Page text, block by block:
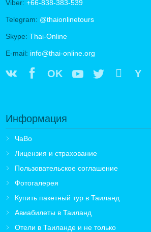
Viber: +66-838-383-539
Telegram: @thaionlinetours
Skype: Thai-Online
E-mail: info@thai-online.org
OK Y
Информация
ЧаВо
Лицензия и страхование
Пользовательское соглашение
Фотогалерея
Купить пакетный тур в Таиланд
Авиабилеты в Таиланд
Отели в Таиланде и не только